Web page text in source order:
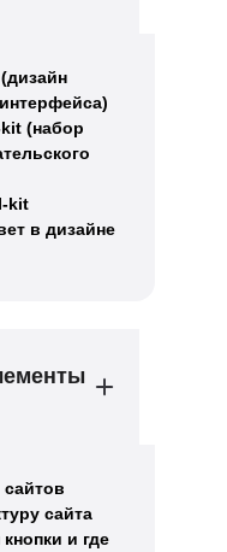
(набор
kit
в дизайне
сайта
и где